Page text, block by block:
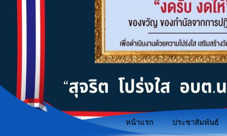
หน้าแรก ประชาสัมพันธ์